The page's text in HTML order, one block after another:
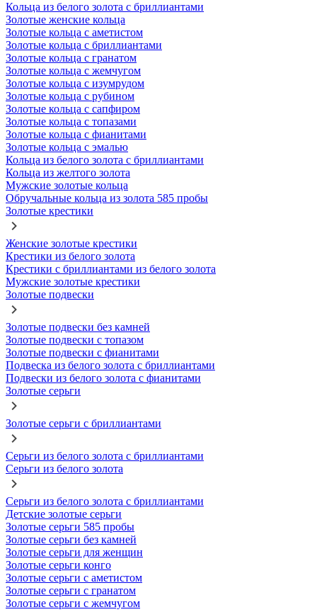
Кольца из белого золота с бриллиантами
Золотые женские кольца
Золотые кольца с аметистом
Золотые кольца с бриллиантами
Золотые кольца с гранатом
Золотые кольца с жемчугом
Золотые кольца с изумрудом
Золотые кольца с рубином
Золотые кольца с сапфиром
Золотые кольца с топазами
Золотые кольца с фианитами
Золотые кольца с эмалью
Кольца из белого золота с бриллиантами
Кольца из желтого золота
Мужские золотые кольца
Обручальные кольца из золота 585 пробы
Золотые крестики
Женские золотые крестики
Крестики из белого золота
Крестики с бриллиантами из белого золота
Мужские золотые крестики
Золотые подвески
Золотые подвески без камней
Золотые подвески с топазом
Золотые подвески с фианитами
Подвеска из белого золота с бриллиантами
Подвески из белого золота с фианитами
Золотые серьги
Золотые серьги с бриллиантами
Серьги из белого золота с бриллиантами
Серьги из белого золота
Серьги из белого золота с бриллиантами
Детские золотые серьги
Золотые серьги 585 пробы
Золотые серьги без камней
Золотые серьги для женщин
Золотые серьги конго
Золотые серьги с аметистом
Золотые серьги с гранатом
Золотые серьги с жемчугом